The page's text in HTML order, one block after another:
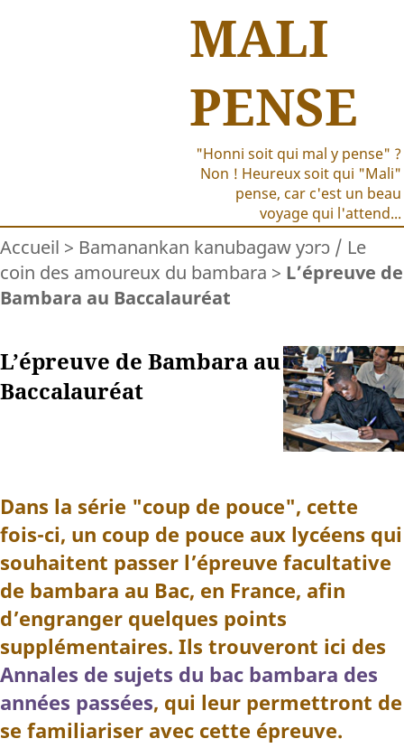
MALI
PENSE
"Honni soit qui mal y pense" ?
Non ! Heureux soit qui "Mali"
pense, car c'est un beau
voyage qui l'attend...
Accueil > Bamanankan kanubagaw yɔrɔ / Le
coin des amoureux du bambara > L’épreuve de
Bambara au Baccalauréat
L’épreuve de Bambara au
Baccalauréat
Dans la série "coup de pouce", cette
fois-ci, un coup de pouce aux lycéens qui
souhaitent passer l’épreuve facultative
de bambara au Bac, en France, afin
d’engranger quelques points
supplémentaires. Ils trouveront ici des
Annales de sujets du bac bambara des
années passées, qui leur permettront de
se familiariser avec cette épreuve.